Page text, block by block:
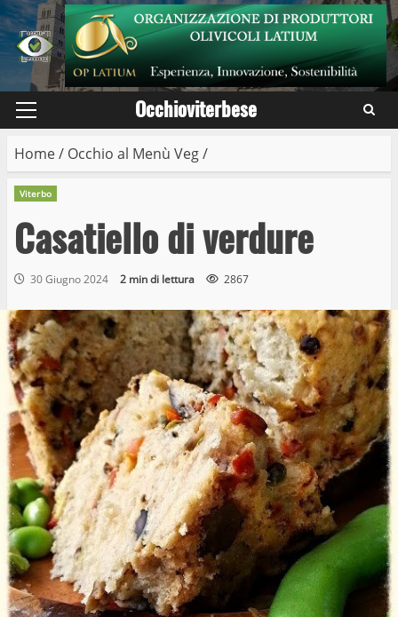
Skip
to
content
Primary
Occhioviterbese
Home/ Occhio al Menù Veg/
Viterbo
Casatiello di verdure
30 Giugno 2024 2 min di lettura 2867